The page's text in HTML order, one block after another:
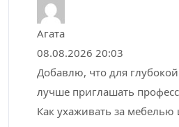
Агата
08.08.2026 20:03
Добавлю, что для
лучше приглашать
Как ухаживать за мебелью